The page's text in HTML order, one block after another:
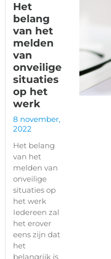
Het
belang
van het
melden
van
onveilige
situaties
op het
werk
8 november,
2022
Het belang
van het
melden van
onveilige
situaties op
het werk
Iedereen zal
het erover
eens zijn dat
het
belangrijk is